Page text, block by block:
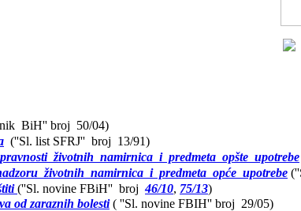
BiH'' broj 50/04)
(''Sl. list SFRJ'' broj 13/91)
životnih namirnica i predmeta opšte upotrebe
životnih namirnica i predmeta opće upotrebe
(''Sl. novine FBiH'' broj46/10, 75/13)
od zaraznih bolesti( ''Sl. novine FBIH'' broj 29/05)